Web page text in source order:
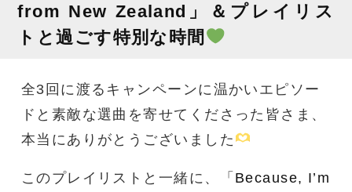
from New Zealand」＆プレイリス
トと過ごす特別な時間
全3回に渡るキャンペーンに温かいエピソー
ドと素敵な選曲を寄せてくださった皆さま、
本当にありがとうございました
このプレイリストと一緒に、「 Because, I’m